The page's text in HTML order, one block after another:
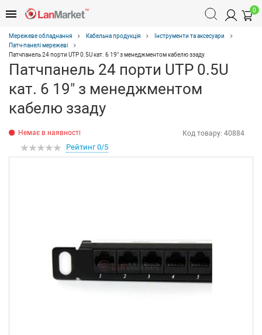
0
Мережеве обладнання Кабельна продукція
Інструменти та аксесуари
Патч-панелі мережеві
Патчпанель 24 порти UTP 0.5U кат. 6 19" з менеджментом кабелю ззаду
Патчпанель 24 порти UTP 0.5U
кат. 6 19" з менеджментом
кабелю ззаду
Немає в наявності Код товару: 40884
Рейтинг 0/5